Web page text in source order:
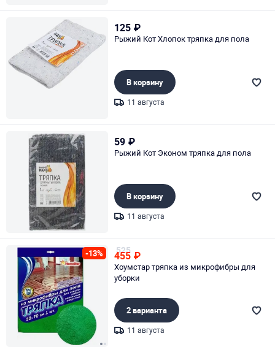
125 ₽
Рыжий Кот Хлопок тряпка для пола
В корзину
11 августа
59 ₽
Рыжий Кот Эконом тряпка для пола
В корзину
11 августа
-13% 525
455 ₽
Хоумстар тряпка из микрофибры для
уборки
2 варианта
11 августа